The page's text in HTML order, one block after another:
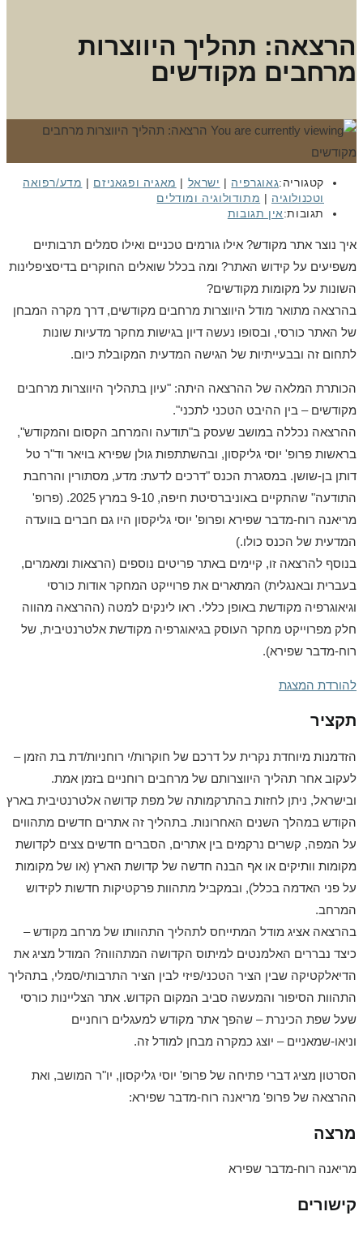
הרצאה: תהליך היווצרות
מרחבים מקודשים
קטגוריה:גאוגרפיה | ישראל | מאגיה ופגאניזם | מדע/רפואה
וטכנולוגיה | מתודולוגיה ומודלים
תגובות:אין תגובות
איך נוצר אתר מקודש? אילו גורמים טכניים ואילו סמלים תרבותיים
משפיעים על קידוש האתר? ומה בכלל שואלים החוקרים בדיסציפלינות
השונות על מקומות מקודשים?
בהרצאה מתואר מודל היווצרות מרחבים מקודשים, דרך מקרה המבחן
של האתר כורסי, ובסופו נעשה דיון בגישות מחקר מדעיות שונות
לתחום זה ובבעייתיות של הגישה המדעית המקובלת כיום.
הכותרת המלאה של ההרצאה היתה: "עיון בתהליך היווצרות מרחבים
מקודשים – בין ההיבט הטכני לתכני".
ההרצאה נכללה במושב שעסק ב"תודעה והמרחב הקסום והמקודש",
בראשות פרופ' יוסי גליקסון, ובהשתתפות גולן שפירא בויאר וד"ר טל
דותן בן-שושן. במסגרת הכנס "דרכים לדעת: מדע, מסתורין והרחבת
התודעה" שהתקיים באוניברסיטת חיפה, 9-10 במרץ 2025. (פרופ'
מריאנה רוח-מדבר שפירא ופרופ' יוסי גליקסון היו גם חברים בוועדה
המדעית של הכנס כולו.)
בנוסף להרצאה זו, קיימים באתר פריטים נוספים (הרצאות ומאמרים,
בעברית ובאנגלית) המתארים את פרוייקט המחקר אודות כורסי
וגיאוגרפיה מקודשת באופן כללי. ראו לינקים למטה (ההרצאה מהווה
חלק מפרוייקט מחקר העוסק בגיאוגרפיה מקודשת אלטרנטיבית, של
רוח-מדבר שפירא).
להורדת המצגת
תקציר
הזדמנות מיוחדת נקרית על דרכם של חוקרות/י רוחניות/דת בת הזמן –
לעקוב אחר תהליך היווצרותם של מרחבים רוחניים בזמן אמת.
ובישראל, ניתן לחזות בהתרקמותה של מפת קדושה אלטרנטיבית בארץ
הקודש במהלך השנים האחרונות. בתהליך זה אתרים חדשים מתהווים
על המפה, קשרים נרקמים בין אתרים, הסברים חדשים צצים לקדושת
מקומות וותיקים או אף הבנה חדשה של קדושת הארץ (או של מקומות
על פני האדמה בכלל), ובמקביל מתהוות פרקטיקות חדשות לקידוש
המרחב.
בהרצאה אציג מודל המתייחס לתהליך התהוותו של מרחב מקודש –
כיצד נבררים האלמנטים למיתוס הקדושה המתהווה? המודל מציג את
הדיאלקטיקה שבין הציר הטכני/פיזי לבין הציר התרבותי/סמלי, בתהליך
התהוות הסיפור והמעשה סביב המקום הקדוש. אתר הצליינות כורסי
שעל שפת הכינרת – שהפך אתר מקודש למעגלים רוחניים
וניאו-שמאניים – יוצג כמקרה מבחן למודל זה.
הסרטון מציג דברי פתיחה של פרופ' יוסי גליקסון, יו"ר המושב, ואת
ההרצאה של פרופ' מריאנה רוח-מדבר שפירא:
מרצה
מריאנה רוח-מדבר שפירא
קישורים